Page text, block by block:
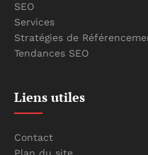
SEO
Services
Stratégies de
Tendances SEO
Liens utiles
Contact